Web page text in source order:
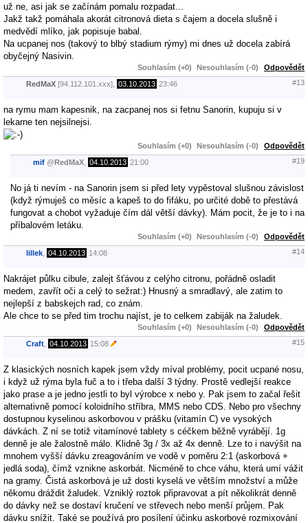
už ne, asi jak se začínám pomalu rozpadat...
Jakž takž pomáhala akorát citronová dieta s čajem a docela slušně i
medvědí mlíko, jak popisuje babal.
Na ucpanej nos (takový to blbý stadium rýmy) mi dnes už docela zabírá
obyčejný Nasivin.
Souhlasím (+0) Nesouhlasím (-0) Odpovědět
RedMaX [94.112.101.xxx], 03.10.2013 23:46 #13
na rymu mam kapesnik, na zacpanej nos si fetnu Sanorin, kupuju si v
lekarne ten nejsilnejsi.
Souhlasím (+0) Nesouhlasím (-0) Odpovědět
mif @RedMaX 04.10.2013 21:00 #19
No já ti nevím - na Sanorin jsem si před lety vypěstoval slušnou závislost
(když rýmuješ co měsíc a kapeš to do fifáku, po určité době to přestává
fungovat a chobot vyžaduje čím dál větší dávky). Mám pocit, že je to i na
příbalovém letáku.
Souhlasím (+0) Nesouhlasím (-0) Odpovědět
lillek 04.10.2013 14:08 #14
Nakrájet půlku cibule, zalejt šťávou z celýho citronu, pořádně osladit
medem, zavřít oči a celý to sežrat:) Hnusný a smradlavý, ale zatim to
nejlepší z babskejch rad, co znám.
Ale chce to se před tim trochu najíst, je to celkem zabiják na žaludek.
Souhlasím (+0) Nesouhlasím (-0) Odpovědět
Craft 04.10.2013 15:08 #15
Z klasických nosních kapek jsem vždy míval problémy, pocit ucpané nosu,
i když už rýma byla fuč a to i třeba další 3 týdny. Prostě vedlejší reakce
jako prase a je jedno jestli to byl výrobce x nebo y. Pak jsem to začal řešit
alternativně pomocí koloidního stříbra, MMS nebo CDS. Nebo pro všechny
dostupnou kyselinou askorbovou v prášku (vitamín C) ve vysokých
dávkách. Z ní se totiž vitamínové tablety s céčkem běžně vyrábějí. 1g
denně je ale žalostně málo. Klidně 3g / 3x až 4x denně. Lze to i navýšit na
mnohem vyšší dávku zreagováním ve vodě v poměru 2:1 (askorbová +
jedlá soda), čímž vznikne askorbát. Nicméně to chce váhu, která umí vážit
na gramy. Čistá askorbová je už dosti kyselá ve větším množství a může
někomu dráždit žaludek. Vzniklý roztok připravovat a pít několikrát denně
do dávky než se dostaví kručení ve střevech nebo menší průjem. Pak
dávku snížit. Také se používá pro posílení účinku askorbové rozmixování